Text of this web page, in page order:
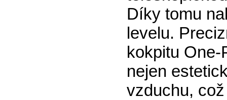
Díky tomu
levelu.
kokpitu
nejen
vzduchu,